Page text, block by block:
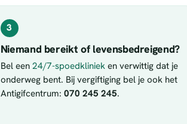
3
Niemand bereikt of levensbedreigend?
Bel een 24/7-spoedklinieken verwittig dat je
onderweg bent. Bij vergiftiging bel je ook het
Antigifcentrum: 070 245 245.